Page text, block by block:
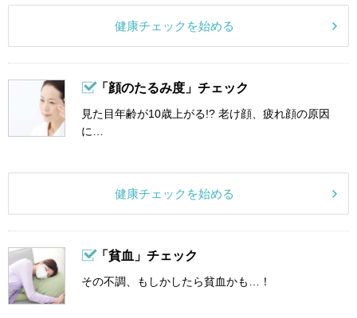
健康チェックを始める
「顔のたるみ度」チェック
見た目年齢が10歳上がる!? 老け顔、疲れ顔の原因
に…
健康チェックを始める
「貧血」チェック
その不調、もしかしたら貧血かも…！